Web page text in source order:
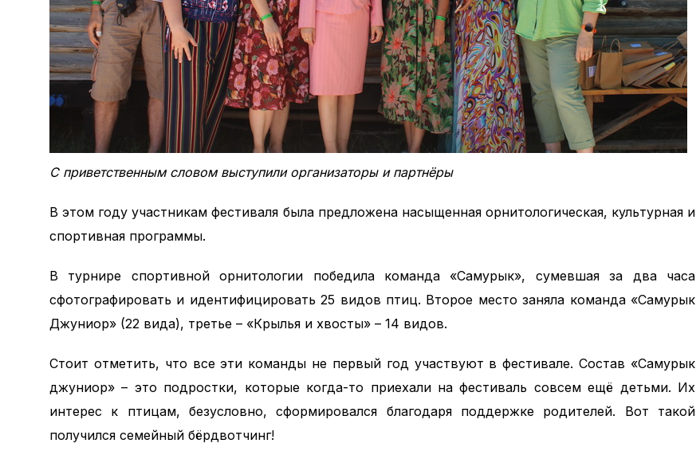
С приветственным словом выступили организаторы и партнёры
В этом году участникам фестиваля была предложена насыщенная орнитологическая, культурная и
спортивная программы.
В турнире спортивной орнитологии победила команда «Самурык», сумевшая за два часа
сфотографировать и идентифицировать 25 видов птиц. Второе место заняла команда «Самурык
Джуниор» (22 вида), третье – «Крылья и хвосты» – 14 видов.
Стоит отметить, что все эти команды не первый год участвуют в фестивале. Состав «Самурык
джуниор» – это подростки, которые когда-то приехали на фестиваль совсем ещё детьми. Их
интерес к птицам, безусловно, сформировался благодаря поддержке родителей. Вот такой
получился семейный бёрдвотчинг!